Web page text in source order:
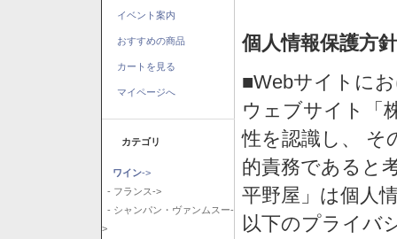
イベント案内
おすすめの商品
カートを見る
マイページへ
カテゴリ
ワイン->
- フランス->
- シャンパン・ヴァンムスー-
>
個人情報保護方針
■Webサイトに
ウェブサイト「
性を認識し、 そ
的責務であると
平野屋」は個人
以下のプライバ